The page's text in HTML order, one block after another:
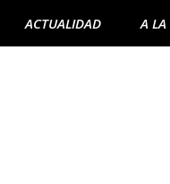
ACTUALIDAD A LA